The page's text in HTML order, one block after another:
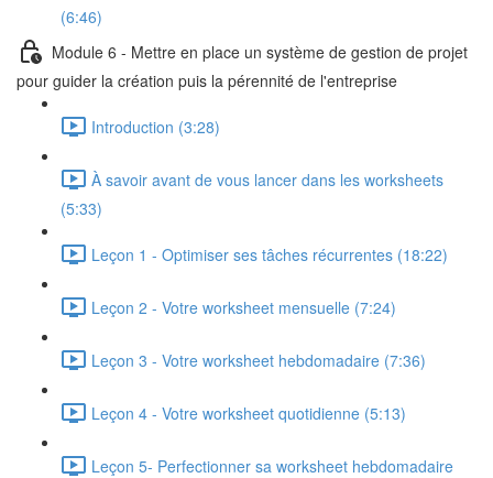
(6:46)
Module 6 - Mettre en place un système de gestion de projet
pour guider la création puis la pérennité de l'entreprise
Introduction (3:28)
À savoir avant de vous lancer dans les worksheets
(5:33)
Leçon 1 - Optimiser ses tâches récurrentes (18:22)
Leçon 2 - Votre worksheet mensuelle (7:24)
Leçon 3 - Votre worksheet hebdomadaire (7:36)
Leçon 4 - Votre worksheet quotidienne (5:13)
Leçon 5- Perfectionner sa worksheet hebdomadaire